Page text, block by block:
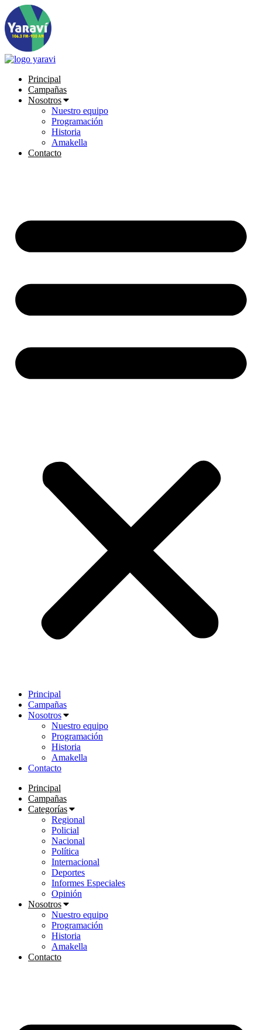
al
contenido
Principal
Campañas
Nosotros
Nuestro equipo
Programación
Historia
Amakella
Contacto
Principal
Campañas
Nosotros
Nuestro equipo
Programación
Historia
Amakella
Contacto
Principal
Campañas
Categorías
Regional
Policial
Nacional
Política
Internacional
Deportes
Informes Especiales
Opinión
Nosotros
Nuestro equipo
Programación
Historia
Amakella
Contacto